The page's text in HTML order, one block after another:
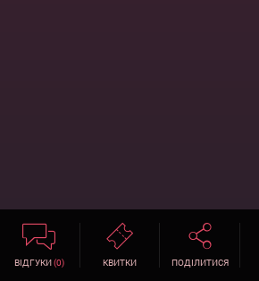
ВІДГУКИ(0) КВИТКИ ПОДІЛИТИСЯ